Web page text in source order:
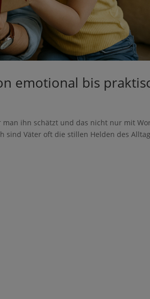
emotional bis
sind Väter oft die stillen Helden
an
um dich anzumelden
an, z. B. abc@xyz.com.
weitere liebevolle